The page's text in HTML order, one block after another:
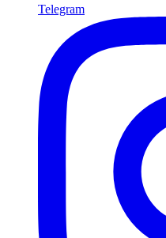
Telegram